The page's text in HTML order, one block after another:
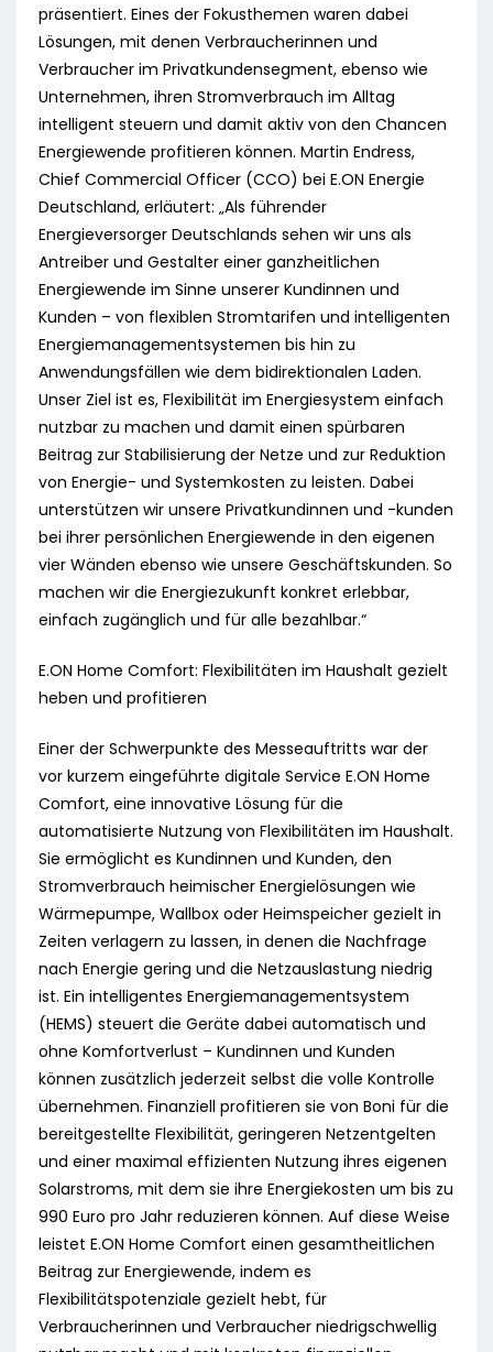
präsentiert. Eines der Fokusthemen waren dabei
Lösungen, mit denen Verbraucherinnen und
Verbraucher im Privatkundensegment, ebenso wie
Unternehmen, ihren Stromverbrauch im Alltag
intelligent steuern und damit aktiv von den Chancen
Energiewende profitieren können. Martin Endress,
Chief Commercial Officer (CCO) bei E.ON Energie
Deutschland, erläutert: „Als führender
Energieversorger Deutschlands sehen wir uns als
Antreiber und Gestalter einer ganzheitlichen
Energiewende im Sinne unserer Kundinnen und
Kunden – von flexiblen Stromtarifen und intelligenten
Energiemanagementsystemen bis hin zu
Anwendungsfällen wie dem bidirektionalen Laden.
Unser Ziel ist es, Flexibilität im Energiesystem einfach
nutzbar zu machen und damit einen spürbaren
Beitrag zur Stabilisierung der Netze und zur Reduktion
von Energie- und Systemkosten zu leisten. Dabei
unterstützen wir unsere Privatkundinnen und -kunden
bei ihrer persönlichen Energiewende in den eigenen
vier Wänden ebenso wie unsere Geschäftskunden. So
machen wir die Energiezukunft konkret erlebbar,
einfach zugänglich und für alle bezahlbar.“
E.ON Home Comfort: Flexibilitäten im Haushalt gezielt
heben und profitieren
Einer der Schwerpunkte des Messeauftritts war der
vor kurzem eingeführte digitale Service E.ON Home
Comfort, eine innovative Lösung für die
automatisierte Nutzung von Flexibilitäten im Haushalt.
Sie ermöglicht es Kundinnen und Kunden, den
Stromverbrauch heimischer Energielösungen wie
Wärmepumpe, Wallbox oder Heimspeicher gezielt in
Zeiten verlagern zu lassen, in denen die Nachfrage
nach Energie gering und die Netzauslastung niedrig
ist. Ein intelligentes Energiemanagementsystem
(HEMS) steuert die Geräte dabei automatisch und
ohne Komfortverlust – Kundinnen und Kunden
können zusätzlich jederzeit selbst die volle Kontrolle
übernehmen. Finanziell profitieren sie von Boni für die
bereitgestellte Flexibilität, geringeren Netzentgelten
und einer maximal effizienten Nutzung ihres eigenen
Solarstroms, mit dem sie ihre Energiekosten um bis zu
990 Euro pro Jahr reduzieren können. Auf diese Weise
leistet E.ON Home Comfort einen gesamtheitlichen
Beitrag zur Energiewende, indem es
Flexibilitätspotenziale gezielt hebt, für
Verbraucherinnen und Verbraucher niedrigschwellig